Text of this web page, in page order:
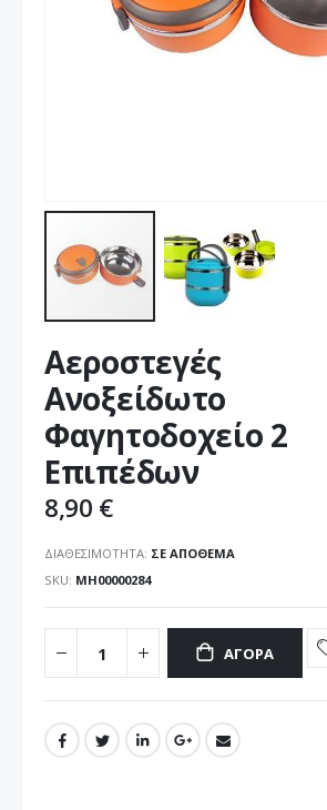
στην
αρχή
της
συλλογής
εικόνων
Αεροστεγές
Ανοξείδωτο
Φαγητοδοχείο 2
Επιπέδων
8,90 €
ΔΙΑΘΕΣΙΜΌΤΗΤΑ: ΣΕ ΑΠΌΘΕΜΑ
SKU ΜΗ00000284
ΑΓΟΡΆ